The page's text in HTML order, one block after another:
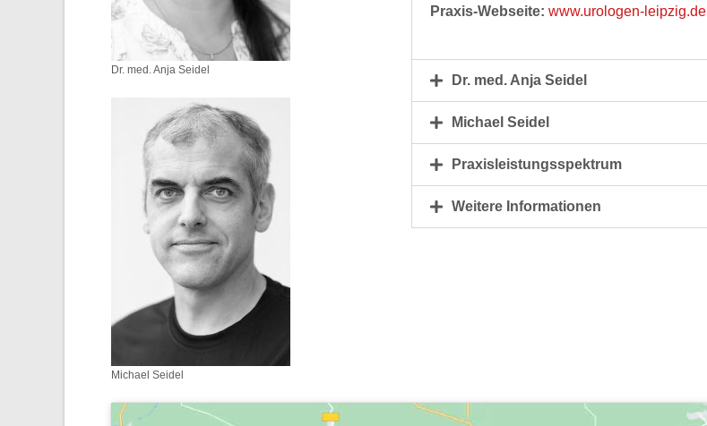
Dr. med. Anja Seidel
Michael Seidel
Praxis-Webseite: www.urologen-leipzig.de
Dr. med. Anja Seidel
Michael Seidel
Praxisleistungsspektrum
Weitere Informationen